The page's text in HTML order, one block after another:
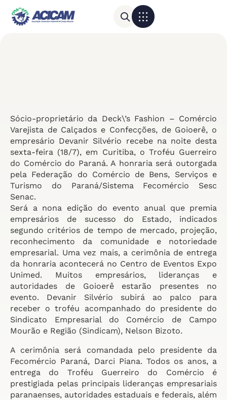
Sócio-proprietário da Deck\’s Fashion – Comércio
Varejista de Calçados e Confecções, de Goioerê, o
empresário Devanir Silvério recebe na noite desta
sexta-feira (18/7), em Curitiba, o Troféu Guerreiro
do Comércio do Paraná. A honraria será outorgada
pela Federação do Comércio de Bens, Serviços e
Turismo do Paraná/Sistema Fecomércio Sesc
Senac.
Será a nona edição do evento anual que premia
empresários de sucesso do Estado, indicados
segundo critérios de tempo de mercado, projeção,
reconhecimento da comunidade e notoriedade
empresarial. Uma vez mais, a cerimônia de entrega
da honraria acontecerá no Centro de Eventos Expo
Unimed. Muitos empresários, lideranças e
autoridades de Goioerê estarão presentes no
evento. Devanir Silvério subirá ao palco para
receber o troféu acompanhado do presidente do
Sindicato Empresarial do Comércio de Campo
Mourão e Região (Sindicam), Nelson Bizoto.
A cerimônia será comandada pelo presidente da
Fecomércio Paraná, Darci Piana. Todos os anos, a
entrega do Troféu Guerreiro do Comércio é
prestigiada pelas principais lideranças empresariais
paranaenses, autoridades estaduais e federais, além